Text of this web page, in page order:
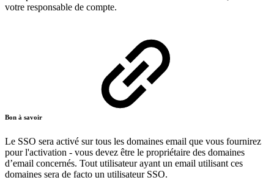
votre responsable de compte.
Bon à savoir
Le SSO sera activé sur tous les domaines email que vous fournirez
pour l'activation - vous devez être le propriétaire des domaines
d’email concernés. Tout utilisateur ayant un email utilisant ces
domaines sera de facto un utilisateur SSO.